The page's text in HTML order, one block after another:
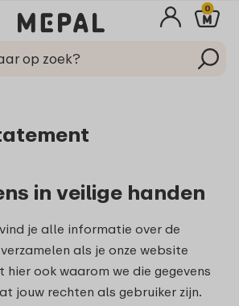
0
in veilige handen
je alle informatie over de
als je onze website
hier ook waarom we die gegevens
jouw rechten als gebruiker zijn.